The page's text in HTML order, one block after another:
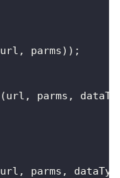
url , parms) ) ;
(url , parms ,
url , parms ,